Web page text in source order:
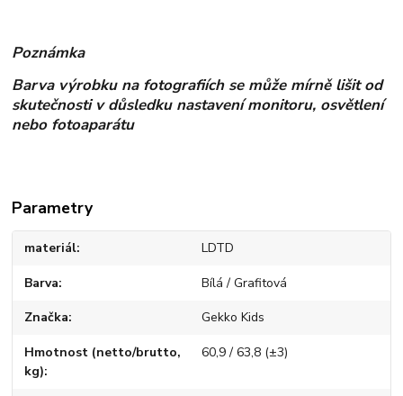
Poznámka
Barva výrobku na fotografiích se může mírně lišit od
skutečnosti v důsledku nastavení monitoru, osvětlení
nebo fotoaparátu
Parametry
materiál LDTD
Barva Bílá / Grafitová
Značka Gekko Kids
Hmotnost (netto/brutto,
kg)
60,9 / 63,8 (±3)